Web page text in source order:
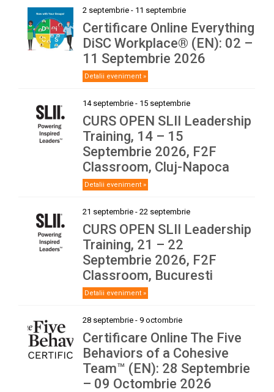
2 septembrie - 11 septembrie
Certificare Online Everything
DiSC Workplace® (EN): 02 –
11 Septembrie 2026
Detalii eveniment »
14 septembrie - 15 septembrie
CURS OPEN SLII Leadership
Training, 14 – 15
Septembrie 2026, F2F
Classroom, Cluj-Napoca
Detalii eveniment »
21 septembrie -22 septembrie
CURS OPEN SLII Leadership
Training, 21 – 22
Septembrie 2026, F2F
Classroom, Bucuresti
Detalii eveniment »
28 septembrie -9 octombrie
Certificare Online The Five
Behaviors of a Cohesive
Team™ (EN): 28 Septembrie
– 09 Octombrie 2026